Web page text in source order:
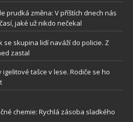
prudká změna: V příštích dnech nás
jaké už nikdo nečekal
se skupina lidí naváží do policie. Z
zastal
tašce v lese. Rodiče se ho
chemie: Rychlá zásoba sladkého